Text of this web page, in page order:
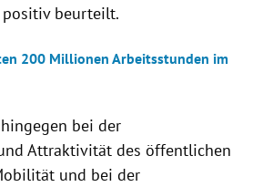
beurteilt.
200 Millionen Arbeitsstunden im
bei der
Attraktivität des öffentlichen
und bei der